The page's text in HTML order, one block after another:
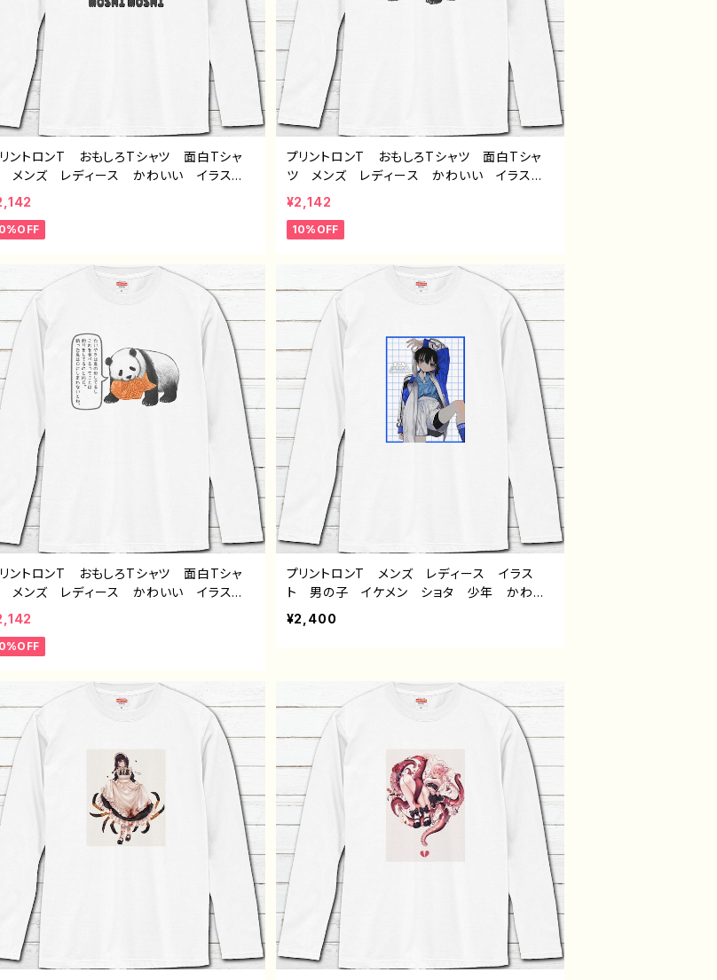
ントロンT おもしろTシャツ 面白Tシャ
メンズ レディース かわいい イラス
パンダ 動物 ゆるかわ おすすめ 個性
面白い ユニーク ゆるい ネタ系 人
イラストレーター 絵師 クリエイター
イン グッズ 悪いことを言うパンダ タイト
もしもし悪パンダ 作：こさつね G-6
プリントロンT おもしろTシャツ 面白Tシャ
ツ メンズ レディース かわいい イラス
ト パンダ 動物 ゆるかわ おすすめ 個性
的 面白い ユニーク ゆるい ネタ系 人
気 イラストレーター 絵師 クリエイター
ザイン グッズ 悪いことを言うパンダ タイト
ル：たいやき悪パンダ 作：こさつね G-6
¥2,142
10%OFF
ントロンT おもしろTシャツ 面白Tシャ
メンズ レディース かわいい イラス
パンダ 動物 ゆるかわ おすすめ 個性
面白い ユニーク ゆるい ネタ系 人
イラストレーター 絵師 クリエイター
イン グッズ 悪いことを言うパンダ タイト
たいやき悪パンダ セリフ付き 作：こさつ
G-6
プリントロンT メンズ レディース イラス
ト 男の子 イケメン ショタ 少年 かわい
い かっこいい エモい 黒髪 個性的 おす
すめ 人気 イラストレーター 絵師 オリジ
部 作：風邪早僕（ぼく）
¥2,400